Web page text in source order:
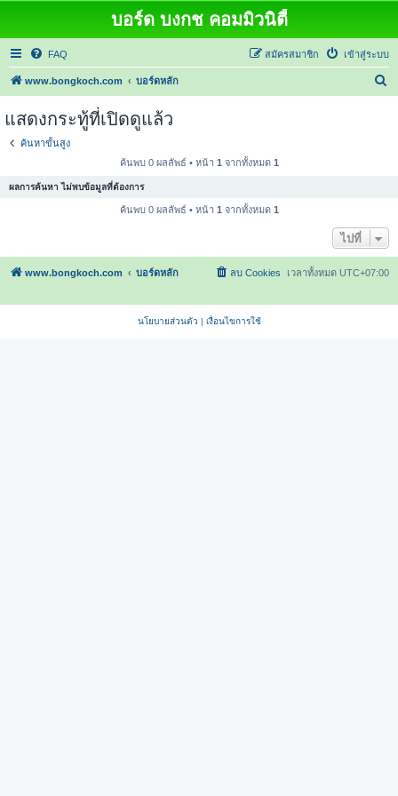
บอร์ด บงกช คอมมิวนิตี้
FAQ เข้าสู่ระบบ
สมัครสมาชิก
www.bongkoch.com บอร์ดหลัก
แสดงกระทู้ที่เปิดดูแล้ว
ค้นหาขั้นสูง
ค้นพบ 0 ผลลัพธ์ • หน้า 1 จากทั้งหมด 1
ผลการค้นหา ไม่พบข้อมูลที่ต้องการ
ค้นพบ 0 ผลลัพธ์ • หน้า 1 จากทั้งหมด 1
ไปที่
www.bongkoch.com บอร์ดหลัก เวลาทั้งหมด UTC+07:00
ลบ Cookies
นโยบายส่วนตัว | เงื่อนไขการใช้